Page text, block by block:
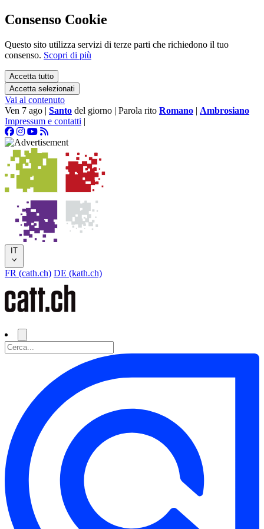
Consenso Cookie
Questo sito utilizza servizi di terze parti che richiedono il tuo
consenso. Scopri di più
Accetta tutto
Accetta selezionati
Vai al contenuto
Ven 7 ago | Santo del giorno | Parola rito Romano | Ambrosiano
Impressum e contatti |
IT
FR (cath.ch) DE (kath.ch)